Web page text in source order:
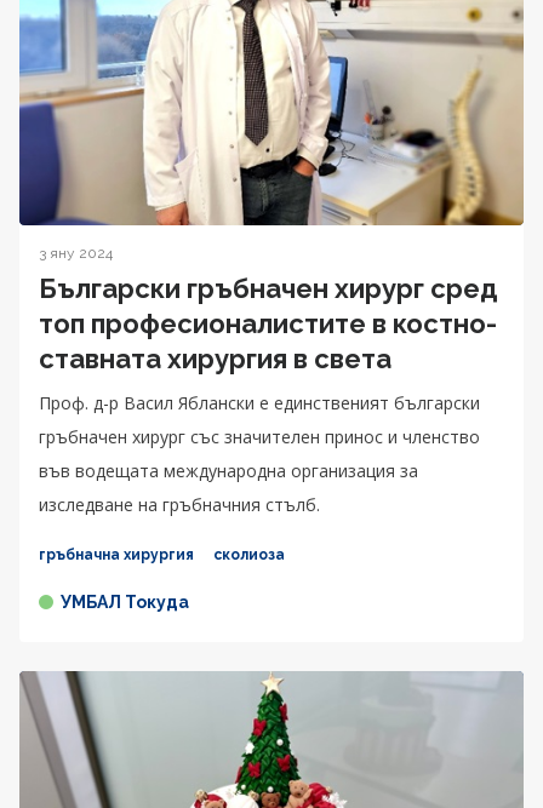
3 яну 2024
Български гръбначен хирург сред
топ професионалистите в костно-
ставната хирургия в света
Проф. д-р Васил Яблански e единственият български
гръбначен хирург със значителен принос и членство
във водещата международна организация за
изследване на гръбначния стълб.
гръбначна хирургия сколиоза
УМБАЛ Токуда